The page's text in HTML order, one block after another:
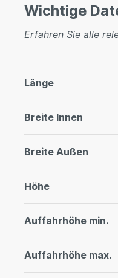
Wichtige
Erfahren Sie alle
Länge
Breite Innen
Breite Außen
Höhe
Auffahrhöhe min.
Auffahrhöhe max.